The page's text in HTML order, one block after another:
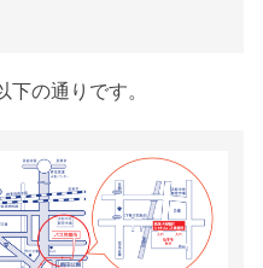
下の通りです。